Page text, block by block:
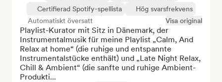
Certifierad Spotify-spellista
Hög svarsfrekvens
Automatiskt översatt
Visa original
Playlist-Kurator mit Sitz in Dänemark, der
Instrumentalmusik für meine Playlist „Calm, And
Relax at home“ (die ruhige und entspannte
Instrumentalstücke enthält) und „Late Night Relax,
Chill & Ambient“ (die sanfte und ruhige Ambient-
Produkti...